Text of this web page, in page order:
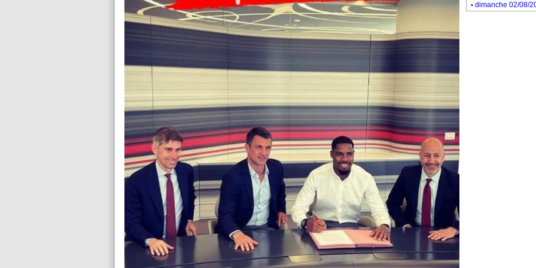
. dimanche 02/08/